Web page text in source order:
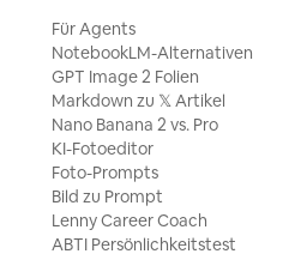
Für Agents
NotebookLM-Alternativen
GPT Image 2 Folien
Markdown zu 𝕏 Artikel
Nano Banana 2 vs. Pro
KI-Fotoeditor
Foto-Prompts
Bild zu Prompt
Lenny Career Coach
ABTI Persönlichkeitstest